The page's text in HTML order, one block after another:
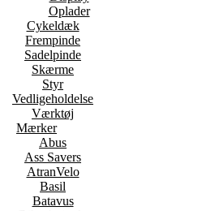
Oplader
Cykeldæk
Frempinde
Sadelpinde
Skærme
Styr
Vedligeholdelse
Værktøj
Mærker
Abus
Ass Savers
AtranVelo
Basil
Batavus